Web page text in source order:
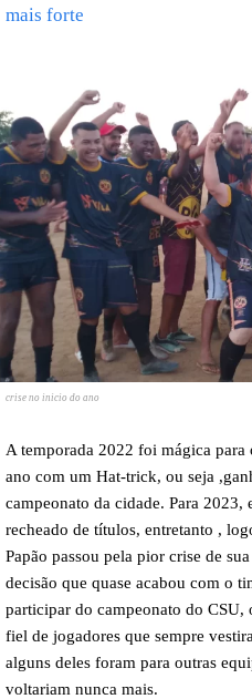
mais forte
crise no inicio do ano
A temporada 2022 foi mágica
ano com um Hat-trick, ou seja
campeonato da cidade. Para 2023,
recheado de títulos, entretanto ,
Papão passou pela pior crise de
decisão que quase acabou com o
participar do campeonato do CSU,
fiel de jogadores que sempre
alguns deles foram para outras
voltariam nunca mais.